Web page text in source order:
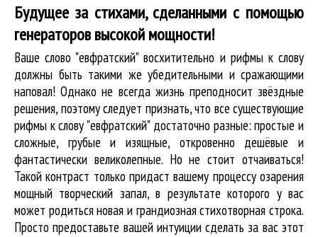
Будущее за стихами, сделанными с помощью
генераторов высокой мощности!
Ваше слово "евфратский" восхитительно и рифмы к слову
должны быть такими же убедительными и сражающими
наповал! Однако не всегда жизнь преподносит звёздные
решения, поэтому следует признать, что все существующие
рифмы к слову "евфратский" достаточно разные: простые и
сложные, грубые и изящные, откровенно дешёвые и
фантастически великолепные. Но не стоит отчаиваться!
Такой контраст только придаст вашему процессу озарения
мощный творческий запал, в результате которого у вас
может родиться новая и грандиозная стихотворная строка.
Просто предоставьте вашей интуиции сделать за вас этот